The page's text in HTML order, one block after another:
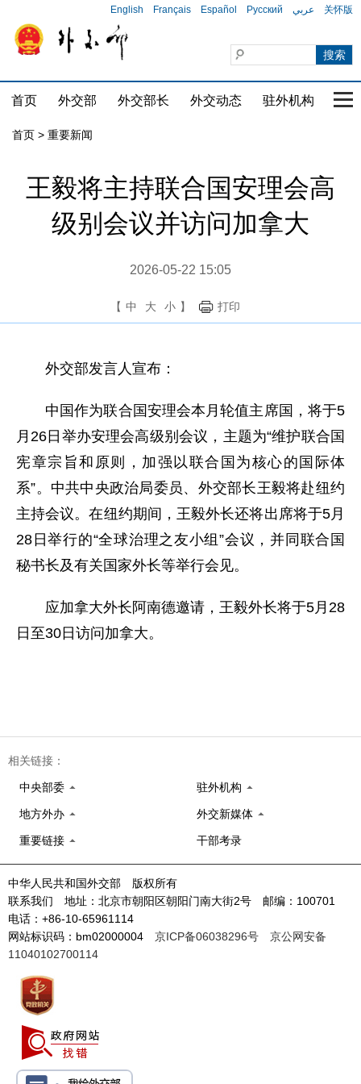
English Français Español Русский عربي 关怀版
首页 外交部 外交部长 外交动态 驻外机构 国
首页 > 重要新闻
王毅将主持联合国安理会高
级别会议并访问加拿大
2026-05-22 15:05
【 中 大 小 】 打印
外交部发言人宣布：
中国作为联合国安理会本月轮值主席国，将于5
月26日举办安理会高级别会议，主题为“维护联合国
宪章宗旨和原则，加强以联合国为核心的国际体
系”。中共中央政治局委员、外交部长王毅将赴纽约
主持会议。在纽约期间，王毅外长还将出席将于5月
28日举行的“全球治理之友小组”会议，并同联合国
秘书长及有关国家外长等举行会见。
应加拿大外长阿南德邀请，王毅外长将于5月28
日至30日访问加拿大。
相关链接：
中央部委 驻外机构
地方外办 外交新媒体
重要链接 干部考录
中华人民共和国外交部 版权所有
联系我们 地址：北京市朝阳区朝阳门南大街2号 邮编：100701
电话：+86-10-65961114
网站标识码：bm02000004 京ICP备06038296号
京公网安备
11040102700114